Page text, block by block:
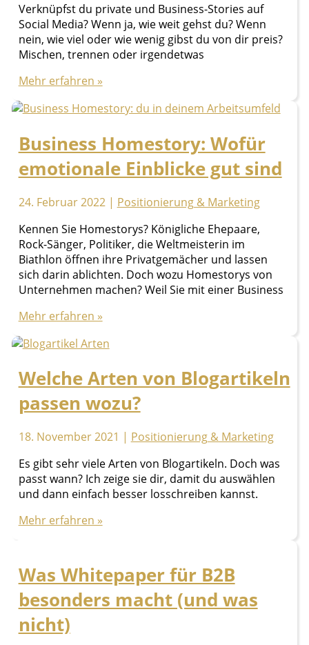
Verknüpfst du private und Business-Stories auf
Social Media? Wenn ja, wie weit gehst du? Wenn
nein, wie viel oder wie wenig gibst du von dir preis?
Mischen, trennen oder irgendetwas
Blogparade:
viel
verrätst
du
auf
Media?
Mehr erfahren »
Business Homestory: Wofür
emotionale Einblicke gut sind
24. Februar 2022 | Positionierung & Marketing
Kennen Sie Homestorys? Königliche Ehepaare,
Rock-Sänger, Politiker, die Weltmeisterin im
Biathlon öffnen ihre Privatgemächer und lassen
sich darin ablichten. Doch wozu Homestorys von
Unternehmen machen? Weil Sie mit einer Business
Business
Wofür
Einblicke
gut
sind
Mehr erfahren »
Welche Arten von Blogartikeln
passen wozu?
18. November 2021 | Positionierung & Marketing
Es gibt sehr viele Arten von Blogartikeln. Doch was
passt wann? Ich zeige sie dir, damit du auswählen
und dann einfach besser losschreiben kannst.
Welche
Blogartikeln
passen
wozu?
Mehr erfahren »
Was Whitepaper für B2B
besonders macht (und was
nicht)